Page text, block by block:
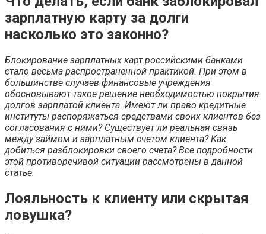
зарплатную карту за долги
насколько это законно?
Блокирование зарплатных карт российскими банками
стало весьма распространенной практикой. При этом в
большинстве случаев финансовые учреждения
обосновывают такое решение необходимостью покрытия
долгов зарплатой клиента. Имеют ли право кредитные
институты распоряжаться средствами своих клиентов без
согласования с ними? Существует ли реальная связь
между займом и зарплатным счетом клиента? Как
добиться разблокировки своего счета? Все подробности
этой противоречивой ситуации рассмотрены в данной
статье.
Лояльность к клиенту или скрытая
ловушка?